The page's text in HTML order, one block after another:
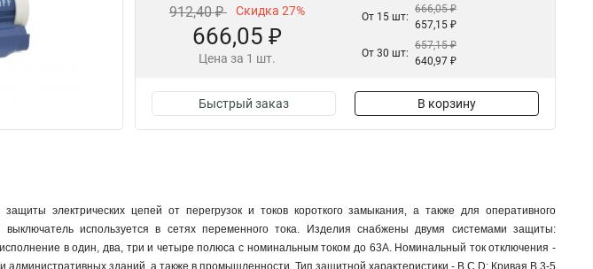
912,40 ₽ Скидка 27%
666,05 ₽
Цена за 1 шт.
От 15 шт:
666,05 ₽
657,15 ₽
От 30 шт:
657,15 ₽
640,97 ₽
Быстрый заказ В корзину
электрических цепей от перегрузок и токов короткого замыкания, а также для оперативного
выключатель используется в сетях переменного тока. Изделия снабжены двумя системами защиты:
в один, два, три и четыре полюса с номинальным током до 63А. Номинальный ток отключения -
зданий, а также в промышленности. Тип защитной характеристики - B,C,D: Кривая В 3-5